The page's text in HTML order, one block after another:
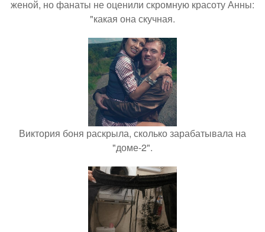
женой, но фанаты не оценили скромную красоту Анны:
"какая она скучная.
Виктория боня раскрыла, сколько зарабатывала на
"доме-2".